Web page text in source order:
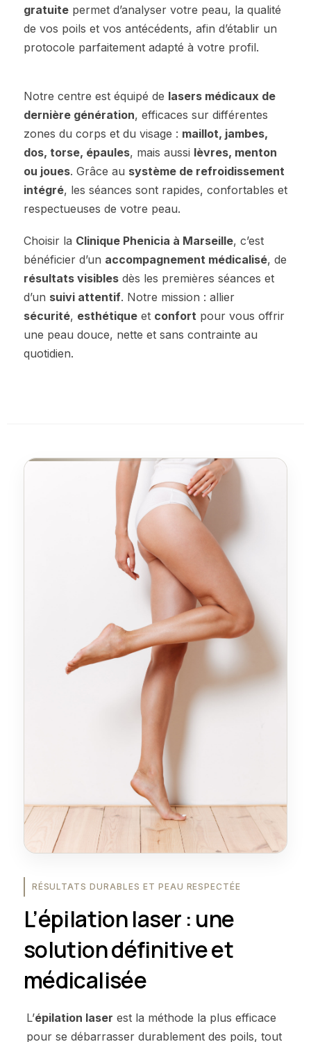
gratuite permet d’analyser votre peau, la qualité
de vos poils et vos antécédents, afin d’établir un
protocole parfaitement adapté à votre profil.
Notre centre est équipé de lasers médicaux de
dernière génération, efficaces sur différentes
zones du corps et du visage : maillot, jambes,
dos, torse, épaules, mais aussi lèvres, menton
ou joues. Grâce au système de refroidissement
intégré, les séances sont rapides, confortables et
respectueuses de votre peau.
Choisir la Clinique Phenicia à Marseille, c’est
bénéficier d’un accompagnement médicalisé, de
résultats visibles dès les premières séances et
d’un suivi attentif. Notre mission : allier
sécurité, esthétique et confort pour vous offrir
une peau douce, nette et sans contrainte au
quotidien.
RÉSULTATS DURABLES ET PEAU RESPECTÉE
L’épilation laser : une
solution définitive et
médicalisée
L’épilation laser est la méthode la plus efficace
pour se débarrasser durablement des poils, tout